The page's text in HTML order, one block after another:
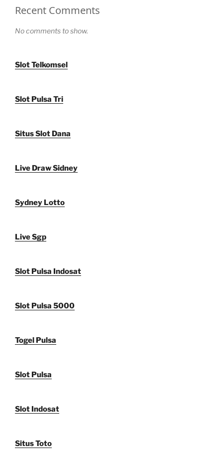
Recent Comments
No comments to show.
Slot Telkomsel
Slot Pulsa Tri
Situs Slot Dana
Live Draw Sidney
Sydney Lotto
Live Sgp
Slot Pulsa Indosat
Slot Pulsa 5000
Togel Pulsa
Slot Pulsa
Slot Indosat
Situs Toto